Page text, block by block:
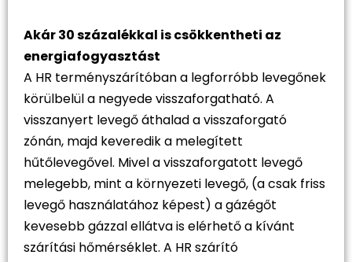
Akár 30 százalékkal is csökkentheti az
energiafogyasztást
A HR terményszárítóban a legforróbb levegőnek
körülbelül a negyede visszaforgatható. A
visszanyert levegő áthalad a visszaforgató
zónán, majd keveredik a melegített
hűtőlevegővel. Mivel a visszaforgatott levegő
melegebb, mint a környezeti levegő, (a csak friss
levegő használatához képest) a gázégőt
kevesebb gázzal ellátva is elérhető a kívánt
szárítási hőmérséklet. A HR szárító